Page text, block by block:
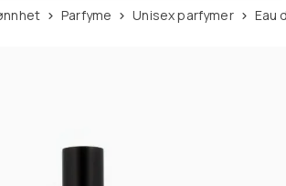
Parfyme Unisex parfymer